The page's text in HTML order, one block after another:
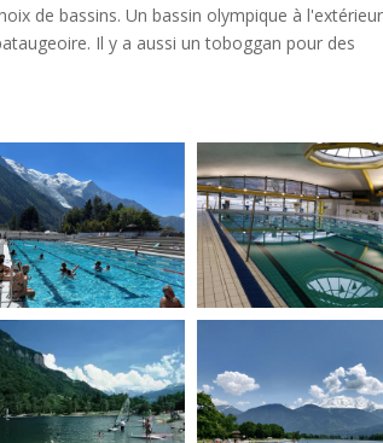
de bassins. Un bassin olympique à
Il y a aussi un toboggan pour des